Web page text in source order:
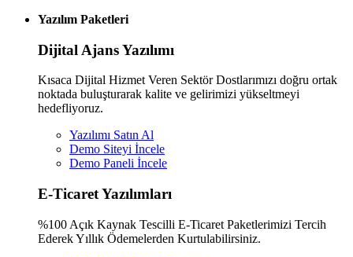
Yazılım Paketleri
Dijital Ajans Yazılımı
Kısaca Dijital Hizmet Veren Sektör Dostlarımızı doğru ortak
noktada buluşturarak kalite ve gelirimizi yükseltmeyi
hedefliyoruz.
Yazılımı Satın Al
Demo Siteyi İncele
Demo Paneli İncele
E-Ticaret Yazılımları
%100 Açık Kaynak Tescilli E-Ticaret Paketlerimizi Tercih
Ederek Yıllık Ödemelerden Kurtulabilirsiniz.